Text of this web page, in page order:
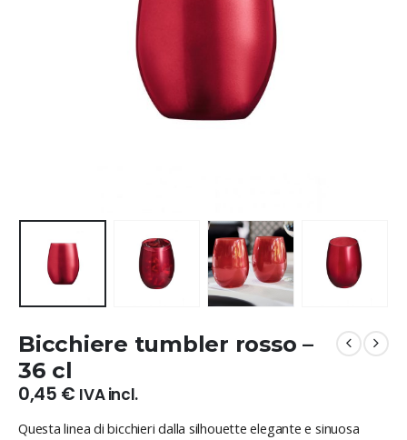
Bicchiere tumbler rosso –
36 cl
0,45 € IVA incl.
Questa linea di bicchieri dalla silhouette elegante e sinuosa